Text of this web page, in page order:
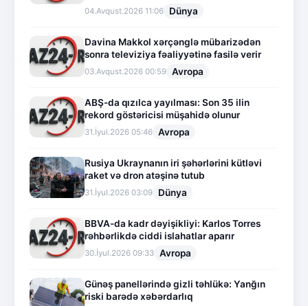
04.Avqust.2026 11:06 Dünya
Davina Makkol xərçənglə mübarizədən
sonra televiziya fəaliyyətinə fasilə verir
03.Avqust.2026 00:59 Avropa
ABŞ-da qızılca yayılması: Son 35 ilin
rekord göstəricisi müşahidə olunur
31.İyul.2026 05:46 Avropa
Rusiya Ukraynanın iri şəhərlərini kütləvi
raket və dron atəşinə tutub
31.İyul.2026 03:09 Dünya
BBVA-da kadr dəyişikliyi: Karlos Torres
rəhbərlikdə ciddi islahatlar aparır
30.İyul.2026 09:33 Avropa
Günəş panellərində gizli təhlükə: Yanğın
riski barədə xəbərdarlıq